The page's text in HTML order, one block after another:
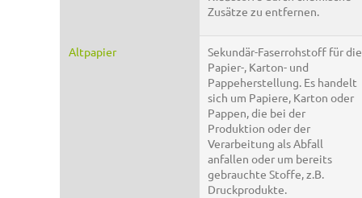
Zusätze zu entfernen.
Altpapier
Sekundär-Faserrohstoff für die
Papier-, Karton- und
Pappeherstellung. Es handelt
sich um Papiere, Karton oder
Pappen, die bei der
Produktion oder der
Verarbeitung als Abfall
anfallen oder um bereits
gebrauchte Stoffe, z.B.
Druckprodukte.